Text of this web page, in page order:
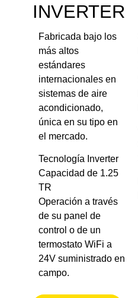
INVERTER
Fabricada bajo los
más altos
estándares
internacionales en
sistemas de aire
acondicionado,
única en su tipo en
el mercado.
Tecnología Inverter
Capacidad de 1.25
TR
Operación a través
de su panel de
control o de un
termostato WiFi a
24V suministrado en
campo.